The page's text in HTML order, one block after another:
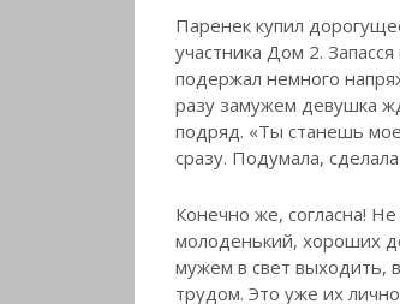
Паренек купил
участника Дом 2.
подержал немного
разу замужем девушка
подряд. «Ты станешь
сразу. Подумала,
Конечно же, согласна!
молоденький, хороших
мужем в свет выходить,
трудом. Это уже их